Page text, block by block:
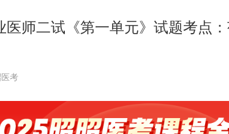
医师二试《第一单元》试题考点
考